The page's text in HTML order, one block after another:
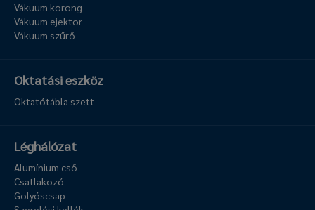
Vákuum korong
Vákuum ejektor
Vákuum szűrő
Oktatási eszköz
Oktatótábla szett
Léghálózat
Alumínium cső
Csatlakozó
Golyóscsap